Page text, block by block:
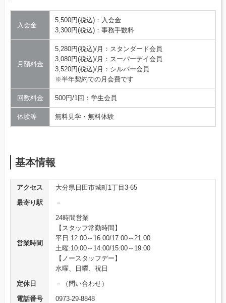
入会金
5,500円(税込)：入会金
3,300円(税込)：事務手数料
月額料金
5,280円(税込)/月：スタンダード会員
3,080円(税込)/月：スーパーデイ会員
3,520円(税込)/月：シルバー会員
※半年契約での月会費です
回数料金 500円/1回：学生会員
体験等 無料見学・無料体験
基本情報
アクセス
大分県日田市城町1丁目3-65
最寄り駅
－
営業時間
24時間営業
【スタッフ常勤時間】
平日:12:00～16:00/17:00～21:00
土曜:10:00～14:00/15:00～19:00
【ノースタッフデー】
水曜、日曜、祝日
定休日
－（問い合わせ）
電話番号
0973-29-8848